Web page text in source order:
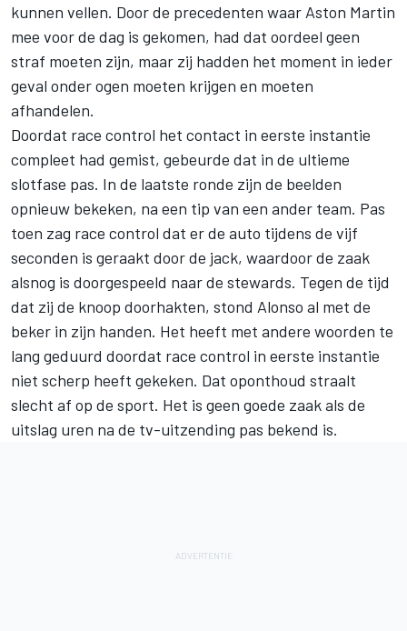
kunnen vellen. Door de precedenten waar Aston Martin
mee voor de dag is gekomen, had dat oordeel geen
straf moeten zijn, maar zij hadden het moment in ieder
geval onder ogen moeten krijgen en moeten
afhandelen.
Doordat race control het contact in eerste instantie
compleet had gemist, gebeurde dat in de ultieme
slotfase pas. In de laatste ronde zijn de beelden
opnieuw bekeken, na een tip van een ander team. Pas
toen zag race control dat er de auto tijdens de vijf
seconden is geraakt door de jack, waardoor de zaak
alsnog is doorgespeeld naar de stewards. Tegen de tijd
dat zij de knoop doorhakten, stond Alonso al met de
beker in zijn handen. Het heeft met andere woorden te
lang geduurd doordat race control in eerste instantie
niet scherp heeft gekeken. Dat oponthoud straalt
slecht af op de sport. Het is geen goede zaak als de
uitslag uren na de tv-uitzending pas bekend is.